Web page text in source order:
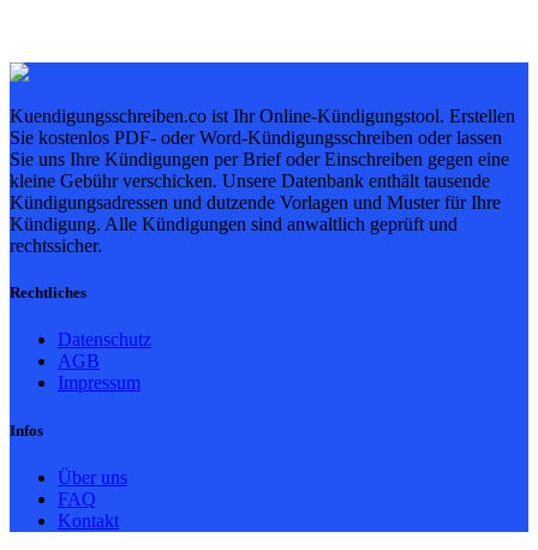
Kuendigungsschreiben.co ist Ihr Online-Kündigungstool. Erstellen
Sie kostenlos PDF- oder Word-Kündigungsschreiben oder lassen
Sie uns Ihre Kündigungen per Brief oder Einschreiben gegen eine
kleine Gebühr verschicken. Unsere Datenbank enthält tausende
Kündigungsadressen und dutzende Vorlagen und Muster für Ihre
Kündigung. Alle Kündigungen sind anwaltlich geprüft und
rechtssicher.
Rechtliches
Datenschutz
AGB
Impressum
Infos
Über uns
FAQ
Kontakt